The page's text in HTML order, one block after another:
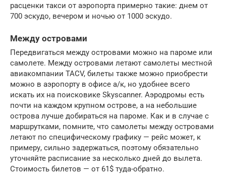
расценки такси от аэропорта примерно такие: днем от
700 эскудо, вечером и ночью от 1000 эскудо.
Между островами
Передвигаться между островами можно на пароме или
самолете. Между островами летают самолеты местной
авиакомпании TACV, билеты также можно приобрести
можно в аэропорту в офисе а/к, но удобнее всего
искать их на поисковике Skyscanner. Аэродромы есть
почти на каждом крупном острове, а на небольшие
острова лучше добираться на пароме. Как и в случае с
маршрутками, помните, что самолеты между островами
летают по специфическому графику — рейс может, к
примеру, сильно задержаться, поэтому обязательно
уточняйте расписание за несколько дней до вылета.
Стоимость билетов — от 61$ туда-обратно.